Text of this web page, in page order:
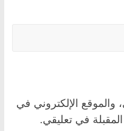
والموقع الإلكتروني في
في تعليقي.